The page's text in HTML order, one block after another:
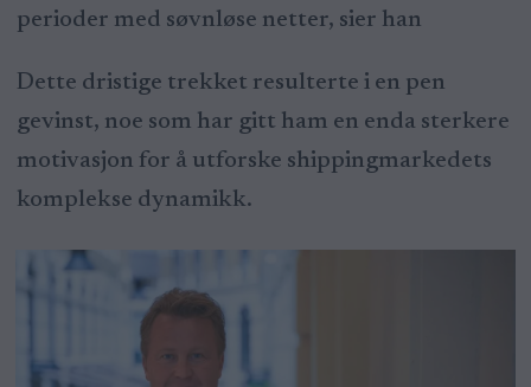
perioder med søvnløse netter, sier han
Dette dristige trekket resulterte i en pen
gevinst, noe som har gitt ham en enda sterkere
motivasjon for å utforske shippingmarkedets
komplekse dynamikk.